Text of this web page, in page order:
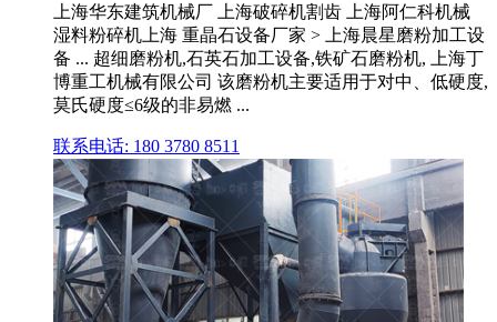
上海华东建筑机械厂 上海破碎机割齿 上海阿仁科机械
湿料粉碎机上海 重晶石设备厂家 > 上海晨星磨粉加工设
备 ... 超细磨粉机,石英石加工设备,铁矿石磨粉机, 上海丁
博重工机械有限公司 该磨粉机主要适用于对中、低硬度,
莫氏硬度≤6级的非易燃 ...
联系电话: 180 3780 8511